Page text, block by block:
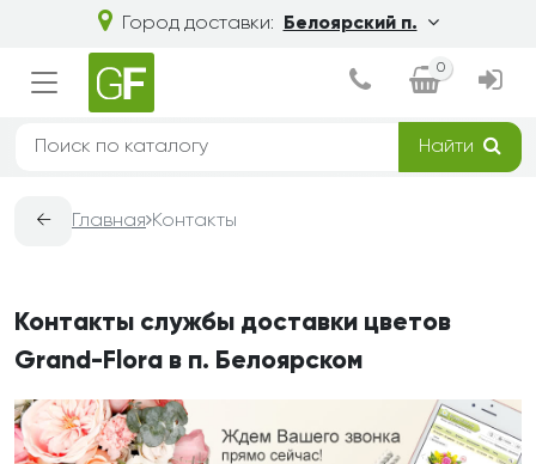
Город доставки: Белоярский п.
0
Найти
← Главная Контакты
Контакты службы доставки цветов
Grand-Flora в п. Белоярском